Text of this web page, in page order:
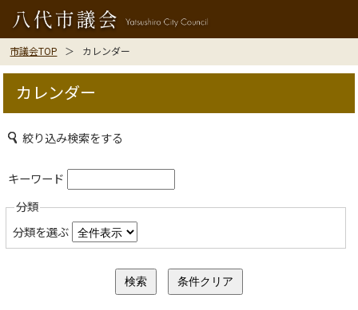
市議会TOP カレンダー
カレンダー
絞り込み検索をする
キーワード
分類
分類を選ぶ